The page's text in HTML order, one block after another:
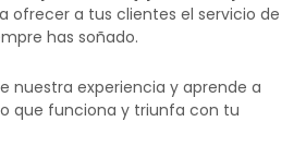
ofrecer a tus clientes el servicio de
has soñado.
nuestra experiencia y aprende a
que funciona y triunfa con tu